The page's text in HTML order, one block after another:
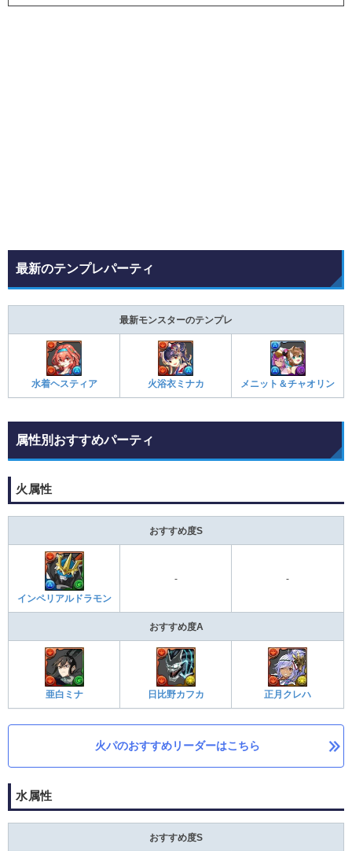
最新のテンプレパーティ
最新モンスターのテンプレ
水着ヘスティア 火浴衣ミナカ メニット＆チャオリン
属性別おすすめパーティ
火属性
おすすめ度S
インペリアルドラモン
- -
おすすめ度A
亜白ミナ 日比野カフカ 正月クレハ
火パのおすすめリーダーはこちら
水属性
おすすめ度S